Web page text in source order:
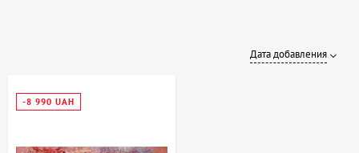
Дата добавления
-8 990 UAH